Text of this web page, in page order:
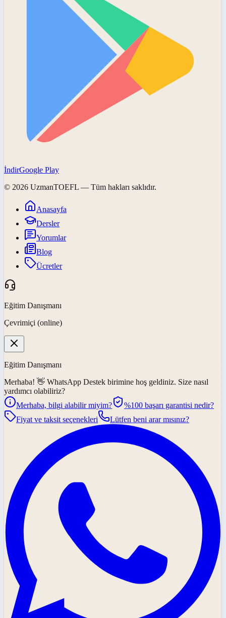
İndirGoogle Play
© 2026 UzmanTOEFL — Tüm hakları saklıdır.
Anasayfa
Dersler
Yorumlar
Blog
Ücretler
Eğitim Danışmanı
Çevrimiçi (online)
Eğitim Danışmanı
Merhaba! 👋 WhatsApp Destek birimine hoş geldiniz. Size nasıl
yardımcı olabiliriz?
Merhaba, bilgi alabilir miyim?
%100 başarı garantisi nedir?
Fiyat ve taksit seçenekleri
Lütfen beni arar mısınız?